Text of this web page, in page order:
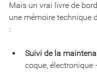
Mais un vrai livre de
une mémoire technique
:
Suivi de la
coque, électronique